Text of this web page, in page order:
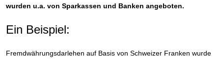
wurden u.a. von Sparkassen und Banken angeboten.
Ein Beispiel:
Fremdwährungsdarlehen auf Basis von Schweizer Franken wurde